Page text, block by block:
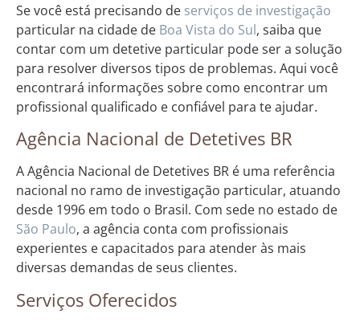
Se você está precisando de serviços de investigação
particular na cidade de Boa Vista do Sul, saiba que
contar com um detetive particular pode ser a solução
para resolver diversos tipos de problemas. Aqui você
encontrará informações sobre como encontrar um
profissional qualificado e confiável para te ajudar.
Agência Nacional de Detetives BR
A Agência Nacional de Detetives BR é uma referência
nacional no ramo de investigação particular, atuando
desde 1996 em todo o Brasil. Com sede no estado de
São Paulo, a agência conta com profissionais
experientes e capacitados para atender às mais
diversas demandas de seus clientes.
Serviços Oferecidos